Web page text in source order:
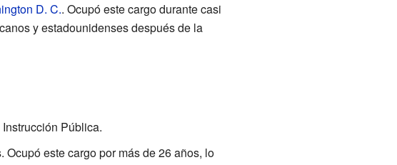
D. C.. Ocupó este cargo durante casi
y estadounidenses después de la
Pública.
este cargo por más de 26 años, lo